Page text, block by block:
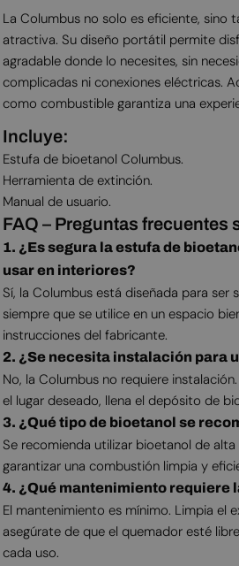
La Columbus no solo es eficiente, sino
atractiva. Su diseño portátil permite
agradable donde lo necesites, sin
complicadas ni conexiones eléctricas.
como combustible garantiza una
Incluye:
Estufa de bioetanol Columbus.
Herramienta de extinción.
Manual de usuario.
FAQ – Preguntas frecuentes
1. ¿Es segura la estufa de
usar en interiores?
Sí, la Columbus está diseñada para ser
siempre que se utilice en un espacio
instrucciones del fabricante.
2. ¿Se necesita instalación para
No, la Columbus no requiere
el lugar deseado, llena el depósito de
3. ¿Qué tipo de bioetanol se
Se recomienda utilizar bioetanol de
garantizar una combustión limpia y
4. ¿Qué mantenimiento requiere
El mantenimiento es mínimo. Limpia el
asegúrate de que el quemador esté
cada uso.